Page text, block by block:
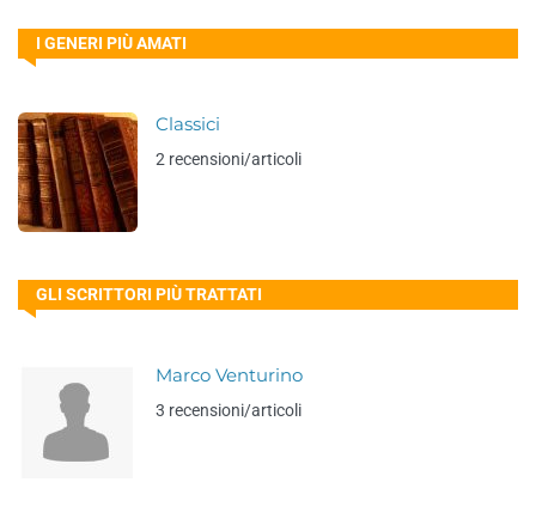
I GENERI PIÙ AMATI
Classici
2 recensioni/articoli
GLI SCRITTORI PIÙ TRATTATI
Marco Venturino
3 recensioni/articoli